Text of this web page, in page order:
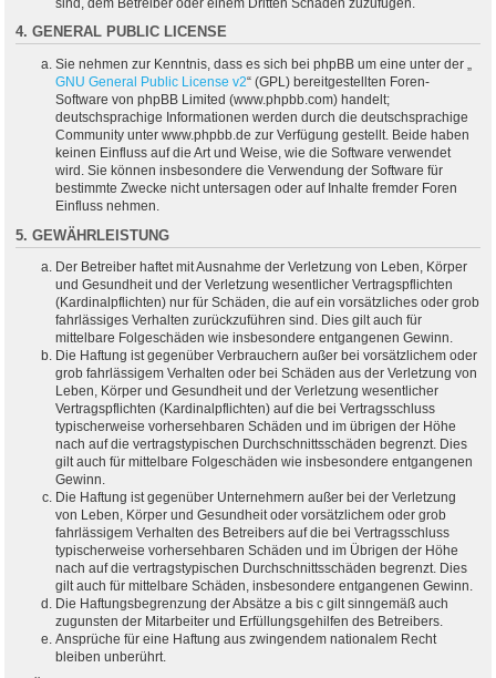
4. GENERAL PUBLIC LICENSE
Sie nehmen zur Kenntnis, dass es sich bei phpBB um eine unter der „
GNU General Public License v2“ (GPL) bereitgestellten Foren-
Software von phpBB Limited (www.phpbb.com) handelt;
deutschsprachige Informationen werden durch die deutschsprachige
Community unter www.phpbb.de zur Verfügung gestellt. Beide haben
keinen Einfluss auf die Art und Weise, wie die Software verwendet
wird. Sie können insbesondere die Verwendung der Software für
bestimmte Zwecke nicht untersagen oder auf Inhalte fremder Foren
Einfluss nehmen.
5. GEWÄHRLEISTUNG
Der Betreiber haftet mit Ausnahme der Verletzung von Leben, Körper
und Gesundheit und der Verletzung wesentlicher Vertragspflichten
(Kardinalpflichten) nur für Schäden, die auf ein vorsätzliches oder grob
fahrlässiges Verhalten zurückzuführen sind. Dies gilt auch für
mittelbare Folgeschäden wie insbesondere entgangenen Gewinn.
Die Haftung ist gegenüber Verbrauchern außer bei vorsätzlichem oder
grob fahrlässigem Verhalten oder bei Schäden aus der Verletzung von
Leben, Körper und Gesundheit und der Verletzung wesentlicher
Vertragspflichten (Kardinalpflichten) auf die bei Vertragsschluss
typischerweise vorhersehbaren Schäden und im übrigen der Höhe
nach auf die vertragstypischen Durchschnittsschäden begrenzt. Dies
gilt auch für mittelbare Folgeschäden wie insbesondere entgangenen
Gewinn.
Die Haftung ist gegenüber Unternehmern außer bei der Verletzung
von Leben, Körper und Gesundheit oder vorsätzlichem oder grob
fahrlässigem Verhalten des Betreibers auf die bei Vertragsschluss
typischerweise vorhersehbaren Schäden und im Übrigen der Höhe
nach auf die vertragstypischen Durchschnittsschäden begrenzt. Dies
gilt auch für mittelbare Schäden, insbesondere entgangenen Gewinn.
Die Haftungsbegrenzung der Absätze a bis c gilt sinngemäß auch
zugunsten der Mitarbeiter und Erfüllungsgehilfen des Betreibers.
Ansprüche für eine Haftung aus zwingendem nationalem Recht
bleiben unberührt.